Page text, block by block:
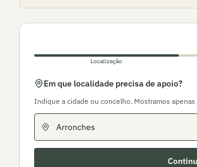
Localização
Em que localidade precisa de apoio?
Indique a cidade ou concelho. Mostramos apenas